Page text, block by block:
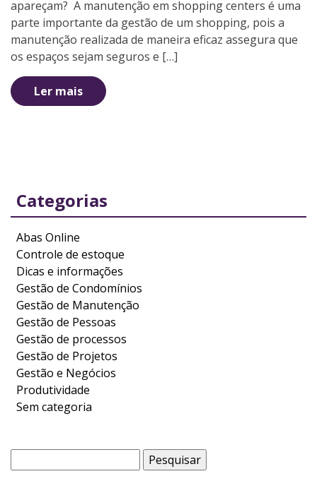
apareçam? A manutenção em shopping centers é uma
parte importante da gestão de um shopping, pois a
manutenção realizada de maneira eficaz assegura que
os espaços sejam seguros e […]
Ler mais
Categorias
Abas Online
Controle de estoque
Dicas e informações
Gestão de Condomínios
Gestão de Manutenção
Gestão de Pessoas
Gestão de processos
Gestão de Projetos
Gestão e Negócios
Produtividade
Sem categoria
por: